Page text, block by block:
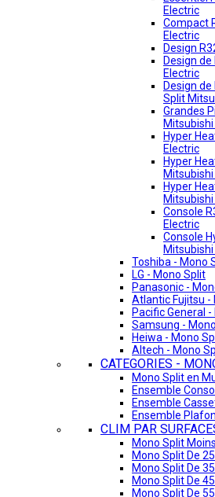
Electric
Compact
Electric
Design
Design
Electric
Design
Split
Grandes
Hyper
Electric
Hyper
Hyper
Console
Electric
Console
Toshiba - Mono
LG - Mono Split
Panasonic -
Atlantic Fujitsu -
Pacific General
Samsung -
Heiwa - Mono
Altech - Mono
CATEGORIES -
Mono Split en
Ensemble
Ensemble
Ensemble
CLIM PAR
Mono Split
Mono Split De
Mono Split De
Mono Split De
Mono Split De